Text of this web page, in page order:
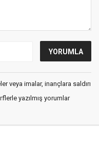
veya imalar, inançlara saldırı
yazılmış yorumlar